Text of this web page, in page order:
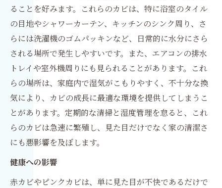
ることを好みます。これらのカビは、特に浴室のタイル
の目地やシャワーカーテン、キッチンのシンク周り、さ
らには洗濯機のゴムパッキンなど、日常的に水分にさら
される場所で発生しやすいです。また、エアコンの排水
トレイや室外機周りにも見られることがあります。これ
らの場所は、家庭内で湿気がこもりやすく、不十分な換
気により、カビの成長に最適な環境を提供してしまうこ
とがあります。定期的な清掃と湿度管理を怠ると、これ
らのカビは急速に繁殖し、見た目だけでなく家の清潔さ
にも悪影響を及ぼします。
健康への影響
赤カビやピンクカビは、単に見た目が不快であるだけで